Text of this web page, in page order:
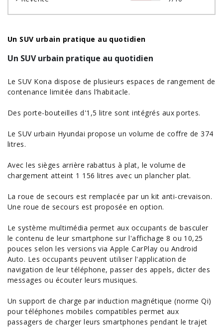
Un SUV urbain pratique au quotidien
Un SUV urbain pratique au quotidien
Le SUV Kona dispose de plusieurs espaces de rangement de
contenance limitée dans l'habitacle.
Des porte-bouteilles d'1,5 litre sont intégrés aux portes.
Le SUV urbain Hyundai propose un volume de coffre de 374
litres.
Avec les sièges arrière rabattus à plat, le volume de
chargement atteint 1 156 litres avec un plancher plat.
La roue de secours est remplacée par un kit anti-crevaison.
Une roue de secours est proposée en option.
Le système multimédia permet aux occupants de basculer
le contenu de leur smartphone sur l'affichage 8 ou 10,25
pouces selon les versions via Apple CarPlay ou Android
Auto. Les occupants peuvent utiliser l'application de
navigation de leur téléphone, passer des appels, dicter des
messages ou écouter leurs musiques.
Un support de charge par induction magnétique (norme Qi)
pour téléphones mobiles compatibles permet aux
passagers de charger leurs smartphones pendant le trajet